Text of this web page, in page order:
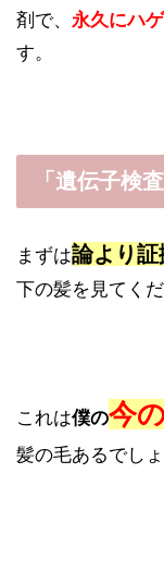
剤で、 永久にハ
す。
「遺伝子検
まずは論より証
下の髪を見てくだ
これは僕の今
髪の毛あるでしょ